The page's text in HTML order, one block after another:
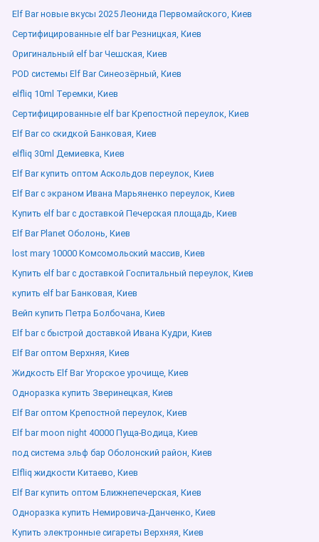
Elf Bar новые вкусы 2025 Леонида Первомайского, Киев
Сертифицированные elf bar Резницкая, Киев
Оригинальный elf bar Чешская, Киев
POD системы Elf Bar Синеозёрный, Киев
elfliq 10ml Теремки, Киев
Сертифицированные elf bar Крепостной переулок, Киев
Elf Bar со скидкой Банковая, Киев
elfliq 30ml Демиевка, Киев
Elf Bar купить оптом Аскольдов переулок, Киев
Elf Bar с экраном Ивана Марьяненко переулок, Киев
Купить elf bar с доставкой Печерская площадь, Киев
Elf Bar Planet Оболонь, Киев
lost mary 10000 Комсомольский массив, Киев
Купить elf bar с доставкой Госпитальный переулок, Киев
купить elf bar Банковая, Киев
Вейп купить Петра Болбочана, Киев
Elf bar с быстрой доставкой Ивана Кудри, Киев
Elf Bar оптом Верхняя, Киев
Жидкость Elf Bar Угорское урочище, Киев
Одноразка купить Зверинецкая, Киев
Elf Bar оптом Крепостной переулок, Киев
Elf bar moon night 40000 Пуща-Водица, Киев
под система эльф бар Оболонский район, Киев
Elfliq жидкости Китаево, Киев
Elf Bar купить оптом Ближнепечерская, Киев
Одноразка купить Немировича-Данченко, Киев
Купить электронные сигареты Верхняя, Киев